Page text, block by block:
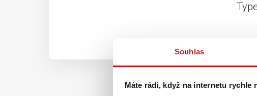
Souhlas
Máte rádi, když na internetu rychle